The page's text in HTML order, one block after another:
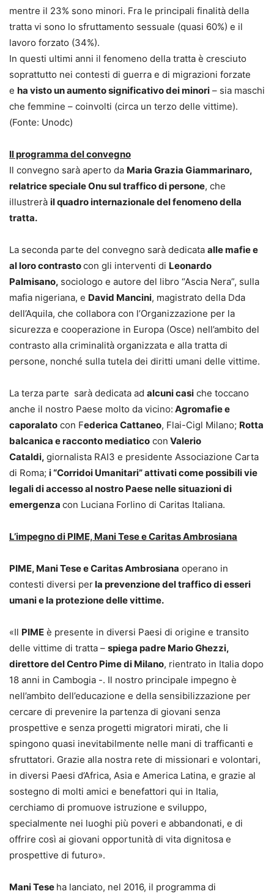
mentre il 23% sono minori. Fra le principali finalità della
tratta vi sono lo sfruttamento sessuale (quasi 60%) e il
lavoro forzato (34%).
In questi ultimi anni il fenomeno della tratta è cresciuto
soprattutto nei contesti di guerra e di migrazioni forzate
e ha visto un aumento significativo dei minori – sia maschi
che femmine – coinvolti (circa un terzo delle vittime).
(Fonte: Unodc)
Il programma del convegno
Il convegno sarà aperto da Maria Grazia Giammarinaro,
relatrice speciale Onu sul traffico di persone, che
illustrerà il quadro internazionale del fenomeno della
tratta.
La seconda parte del convegno sarà dedicata alle mafie e
al loro contrastocon gli interventi di Leonardo
Palmisano, sociologo e autore del libro “Ascia Nera”, sulla
mafia nigeriana, e David Mancini, magistrato della Dda
dell’Aquila, che collabora con l’Organizzazione per la
sicurezza e cooperazione in Europa (Osce) nell’ambito del
contrasto alla criminalità organizzata e alla tratta di
persone, nonché sulla tutela dei diritti umani delle vittime.
La terza parte sarà dedicata ad alcuni casi che toccano
anche il nostro Paese molto da vicino: Agromafie e
caporalato con Federica Cattaneo, Flai-Cigl Milano; Rotta
balcanica e racconto mediatico con Valerio
Cataldi, giornalista RAI3 e presidente Associazione Carta
di Roma; i “Corridoi Umanitari” attivati come possibili vie
legali di accesso al nostro Paese nelle situazioni di
emergenza con Luciana Forlino di Caritas Italiana.
L’impegno di PIME, Mani Tese e Caritas Ambrosiana
PIME, Mani Tese e Caritas Ambrosiana operano in
contesti diversi perla prevenzione del traffico di esseri
umani e la protezione delle vittime.
«Il PIME è presente in diversi Paesi di origine e transito
delle vittime di tratta – spiega padre Mario Ghezzi,
direttore del Centro Pime di Milano, rientrato in Italia dopo
18 anni in Cambogia -. Il nostro principale impegno è
nell’ambito dell’educazione e della sensibilizzazione per
cercare di prevenire la partenza di giovani senza
prospettive e senza progetti migratori mirati, che li
spingono quasi inevitabilmente nelle mani di trafficanti e
sfruttatori. Grazie alla nostra rete di missionari e volontari,
in diversi Paesi d’Africa, Asia e America Latina, e grazie al
sostegno di molti amici e benefattori qui in Italia,
cerchiamo di promuove istruzione e sviluppo,
specialmente nei luoghi più poveri e abbandonati, e di
offrire così ai giovani opportunità di vita dignitosa e
prospettive di futuro».
Mani Tese ha lanciato, nel 2016, il programma di